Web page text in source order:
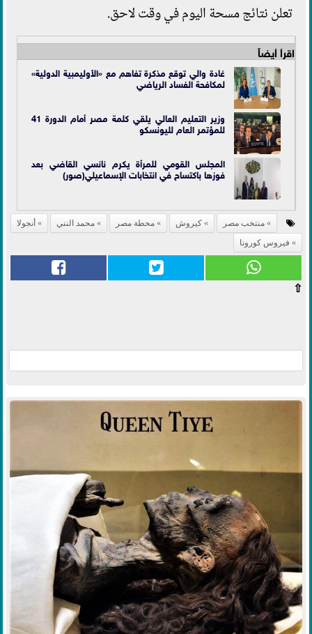
تعلن نتائج مسحة اليوم في وقت لاحق.
اقرأ أيضاً
غادة والي توقع مذكرة تفاهم مع «الأوليمبية الدولية»
لمكافحة الفساد الرياضي
وزير التعليم العالي يلقي كلمة مصر أمام الدورة 41
للمؤتمر العام لليونسكو
المجلس القومي للمرأة يكرم نانسي القاضي بعد
فوزها باكتساح في انتخابات الإسماعيلي(صور)
منتخب مصر كيروش محطة مصر محمد النني
أنجولا
فيروس كورونا
⇧